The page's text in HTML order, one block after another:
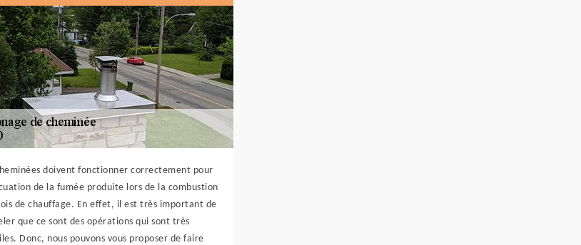
doivent fonctionner correctement pour
de la fumée produite lors de la combustion
de chauffage. En effet, il est très important de
que ce sont des opérations qui sont très
Donc, nous pouvons vous proposer de faire